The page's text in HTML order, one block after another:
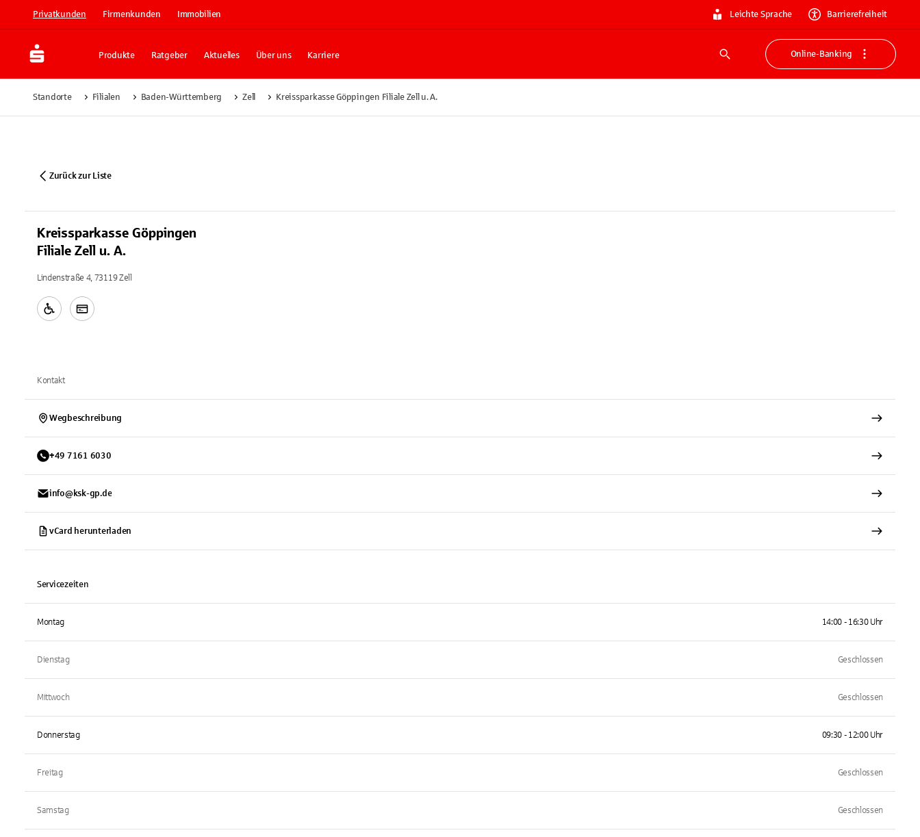
Privatkunden Firmenkunden Immobilien Leichte Sprache Barrierefreiheit
Produkte Ratgeber Aktuelles Über uns Karriere
Suche
Online-Banking
Standorte Filialen Baden-Württemberg Zell Kreissparkasse Göppingen Filiale Zell u. A.
Zurück zur Liste
Kreissparkasse Göppingen
Filiale Zell u. A.
Lindenstraße 4, 73119 Zell
Kontakt
Wegbeschreibung
+49 7161 6030
info@ksk-gp.de
vCard herunterladen
Servicezeiten
Montag 14:00 - 16:30 Uhr
Dienstag Geschlossen
Mittwoch Geschlossen
Donnerstag 09:30 - 12:00 Uhr
Freitag Geschlossen
Samstag Geschlossen